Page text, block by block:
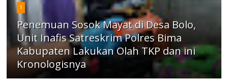
1
Penemuan Sosok Mayat di Desa Bolo,
Unit Inafis Satreskrim Polres Bima
Kabupaten Lakukan Olah TKP dan ini
Kronologisnya